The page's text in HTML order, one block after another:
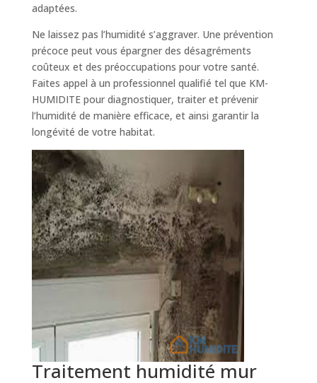
adaptées.
Ne laissez pas l’humidité s’aggraver. Une prévention
précoce peut vous épargner des désagréments
coûteux et des préoccupations pour votre santé.
Faites appel à un professionnel qualifié tel que KM-
HUMIDITE pour diagnostiquer, traiter et prévenir
l’humidité de manière efficace, et ainsi garantir la
longévité de votre habitat.
Traitement humidité mur